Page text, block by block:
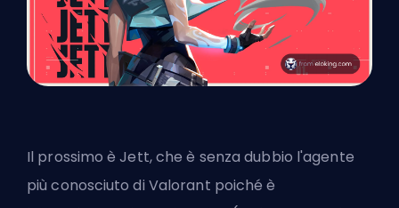
Il prossimo è Jett, che è senza dubbio l'agente
più conosciuto di Valorant poiché è